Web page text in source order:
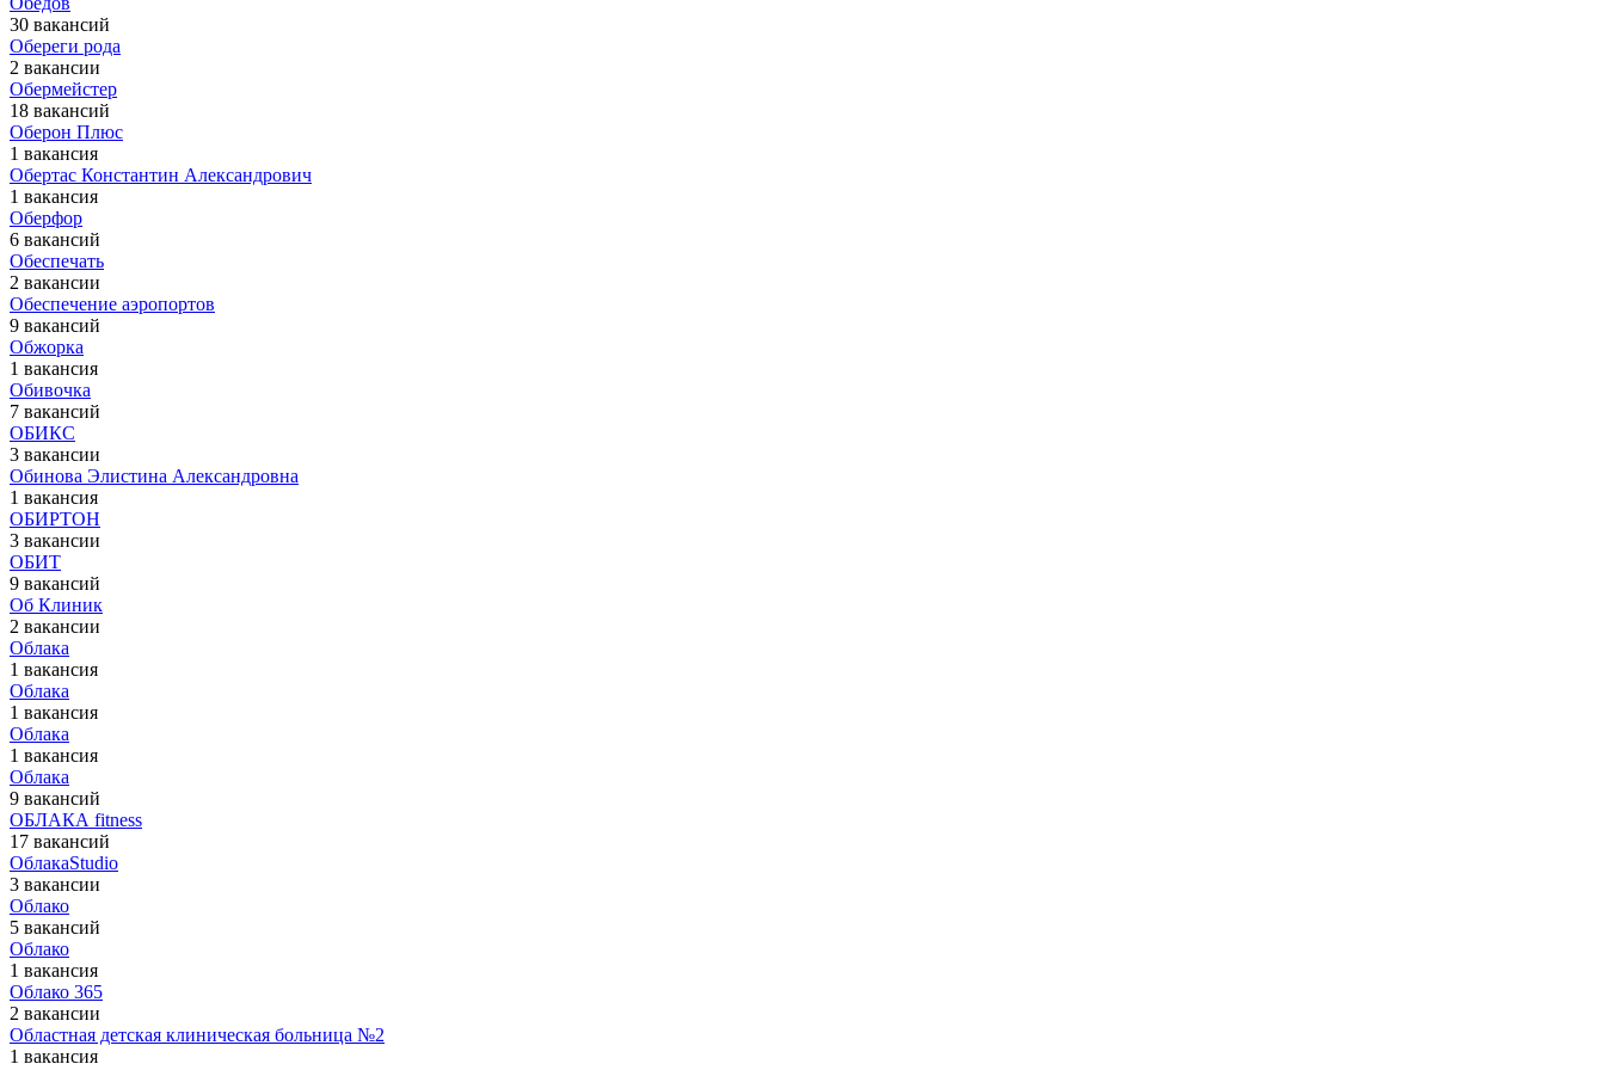
30 вакансий
Обереги рода
2 вакансии
Обермейстер
18 вакансий
Оберон Плюс
1 вакансия
Обертас Константин Александрович
1 вакансия
Оберфор
6 вакансий
Обеспечать
2 вакансии
Обеспечение аэропортов
9 вакансий
Обжорка
1 вакансия
Обивочка
7 вакансий
ОБИКС
3 вакансии
Обинова Элистина Александровна
1 вакансия
ОБИРТОН
3 вакансии
ОБИТ
9 вакансий
Об Клиник
2 вакансии
Облака
1 вакансия
Облака
1 вакансия
Облака
1 вакансия
Облака
9 вакансий
ОБЛАКА fitness
17 вакансий
ОблакаStudio
3 вакансии
Облако
5 вакансий
Облако
1 вакансия
Облако 365
2 вакансии
Областная детская клиническая больница №2
1 вакансия